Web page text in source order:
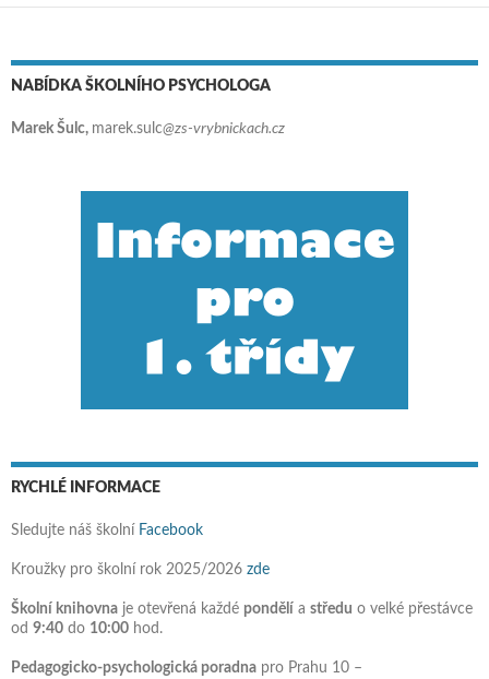
NABÍDKA ŠKOLNÍHO PSYCHOLOGA
Marek Šulc, marek.sulc@zs-vrybnickach.cz
RYCHLÉ INFORMACE
Sledujte náš školní Facebook
Kroužky pro školní rok 2025/2026 zde
Školní knihovna je otevřená každé pondělí a středu o velké přestávce
od 9:40 do 10:00 hod.
Pedagogicko-psychologická poradna pro Prahu 10 –